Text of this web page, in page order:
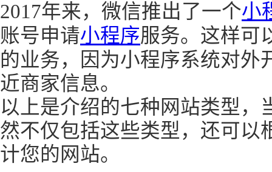
2017年来，微信推出了一个小
账号申请小程序服务。这样可
的业务，因为小程序系统对外
近商家信息。
以上是介绍的七种网站类型，
然不仅包括这些类型，还可以
计您的网站。